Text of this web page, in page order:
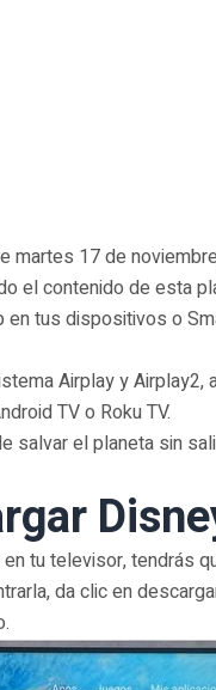
martes 17 de
el contenido de esta
tus dispositivos o
Airplay y Airplay2,
TV o Roku TV.
salvar el planeta sin
tu televisor, tendrás
da clic en